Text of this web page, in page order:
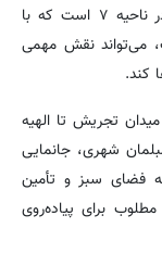
مقصودبیک، یکی از مهم‌ترین پروژه‌های اجرایی در ناحیه ۷ است که با
می‌تواند نقش مهمی
کند.
تقریبی ۲ هزار متر از میدان تجریش تا الهیه
شهری، جانمایی
فضای سبز و تأمین
برای پیاده‌روی